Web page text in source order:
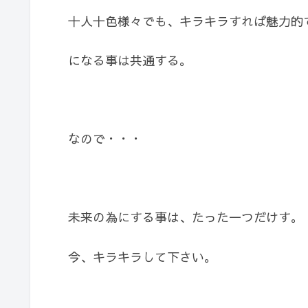
十人十色様々でも、キラキラすれば魅力的
になる事は共通する。
なので・・・
未来の為にする事は、たった一つだけす。
今、キラキラして下さい。